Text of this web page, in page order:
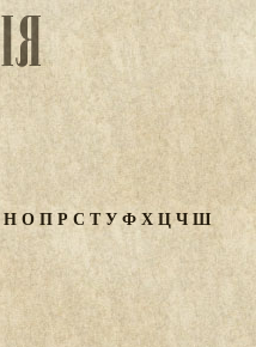
НОПР С ТУФХЦЧШ